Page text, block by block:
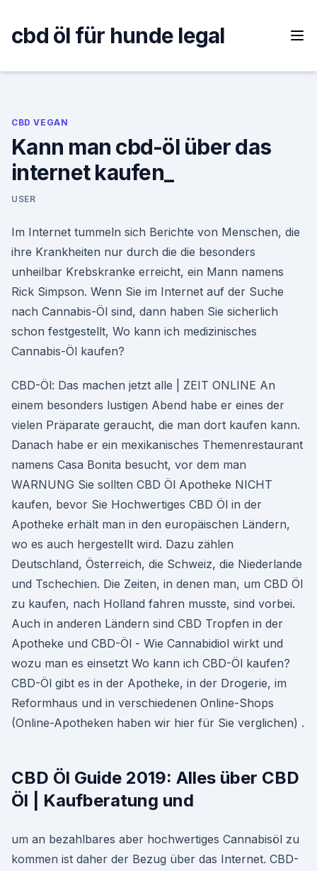
content
cbd öl für hunde legal
CBD VEGAN
Kann man cbd-öl über das
internet kaufen_
USER
Im Internet tummeln sich Berichte von Menschen, die
ihre Krankheiten nur durch die die besonders
unheilbar Krebskranke erreicht, ein Mann namens
Rick Simpson. Wenn Sie im Internet auf der Suche
nach Cannabis-Öl sind, dann haben Sie sicherlich
schon festgestellt, Wo kann ich medizinisches
Cannabis-Öl kaufen?
CBD-Öl: Das machen jetzt alle | ZEIT ONLINE An
einem besonders lustigen Abend habe er eines der
vielen Präparate geraucht, die man dort kaufen kann.
Danach habe er ein mexikanisches Themenrestaurant
namens Casa Bonita besucht, vor dem man
WARNUNG Sie sollten CBD Öl Apotheke NICHT
kaufen, bevor Sie Hochwertiges CBD Öl in der
Apotheke erhält man in den europäischen Ländern,
wo es auch hergestellt wird. Dazu zählen
Deutschland, Österreich, die Schweiz, die Niederlande
und Tschechien. Die Zeiten, in denen man, um CBD Öl
zu kaufen, nach Holland fahren musste, sind vorbei.
Auch in anderen Ländern sind CBD Tropfen in der
Apotheke und CBD-Öl - Wie Cannabidiol wirkt und
wozu man es einsetzt Wo kann ich CBD-Öl kaufen?
CBD-Öl gibt es in der Apotheke, in der Drogerie, im
Reformhaus und in verschiedenen Online-Shops
(Online-Apotheken haben wir hier für Sie verglichen) .
CBD Öl Guide 2019: Alles über CBD
Öl | Kaufberatung und
um an bezahlbares aber hochwertiges Cannabisöl zu
kommen ist daher der Bezug über das Internet. CBD-